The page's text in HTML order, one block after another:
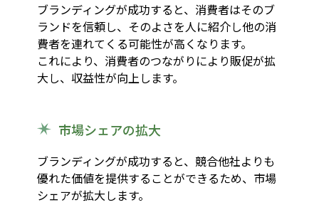
ブランディングが成功すると、消費者はそのブ
ランドを信頼し、そのよさを人に紹介し他の消
費者を連れてくる可能性が高くなります。
これにより、消費者のつながりにより販促が拡
大し、収益性が向上します。
市場シェアの拡大
ブランディングが成功すると、競合他社よりも
優れた価値を提供することができるため、市場
シェアが拡大します。